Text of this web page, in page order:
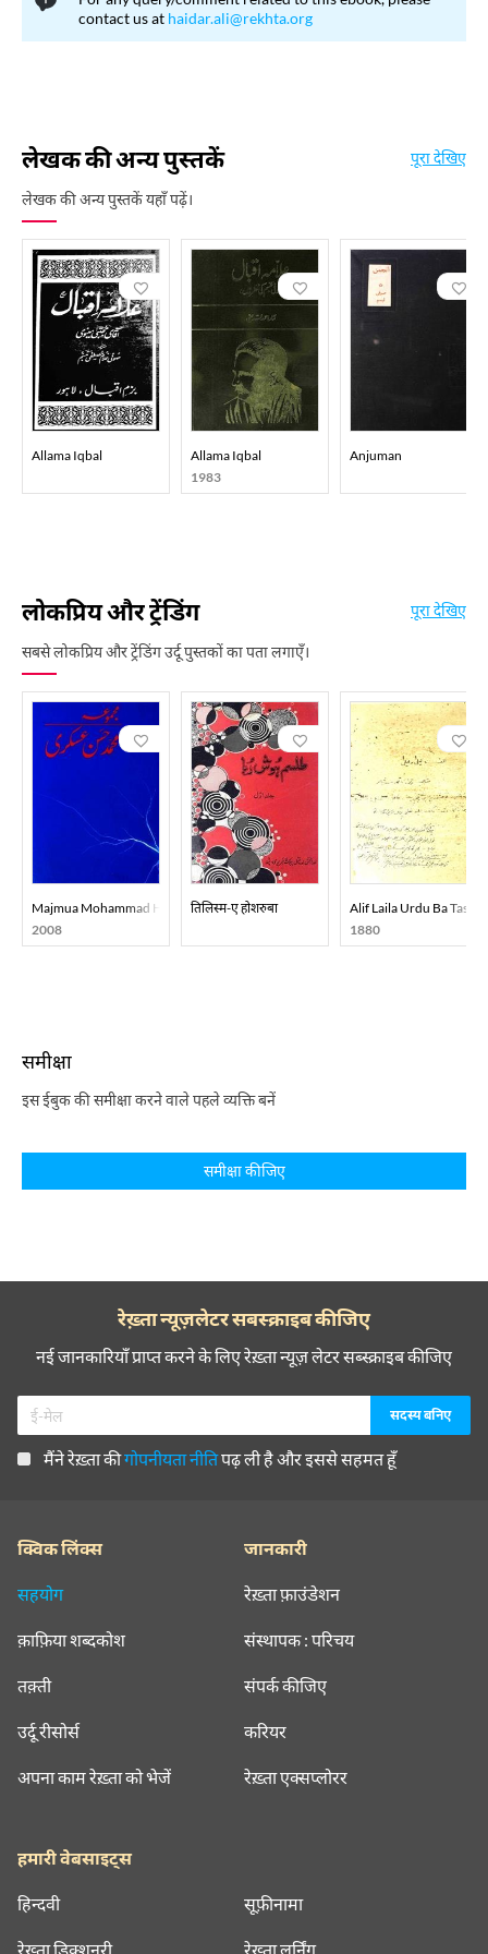
contact us at haidar.ali@rekhta.org
लेखक की अन्य पुस्तकें
लेखक की अन्य पुस्तकें यहाँ पढ़ें।
पूरा देखिए
Allama Iqbal
Allama Iqbal
1983
Anjuman
लोकप्रिय और ट्रेंडिंग
सबसे लोकप्रिय और ट्रेंडिंग उर्दू पुस्तकों का पता लगाएँ।
पूरा देखिए
Majmua Mohammad Hasan Askari
2008
तिलिस्म-ए होशरुबा
Alif Laila Urdu Ba
1880
समीक्षा
इस ईबुक की समीक्षा करने वाले पहले व्यक्ति बनें
समीक्षा कीजिए
रेख़्ता न्यूज़लेटर सबस्क्राइब कीजिए
नई जानकारियाँ प्राप्त करने के लिए रेख़्ता न्यूज़ लेटर सब्स्क्राइब कीजिए
मैंने रेख़्ता कीगोपनीयता नीतिपढ़ ली है और इससे सहमत हूँ
क्विक लिंक्स
सहयोग
क़ाफ़िया शब्दकोश
तक़्ती
उर्दू रीसोर्स
अपना काम रेख़्ता को भेजें
जानकारी
रेख़्ता फ़ाउंडेशन
संस्थापक : परिचय
संपर्क कीजिए
करियर
रेख़्ता एक्सप्लोरर
हमारी वेबसाइट्स
हिन्दवी सूफ़ीनामा
रेख़्ता डिक्शनरी रेख़्ता लर्निंग